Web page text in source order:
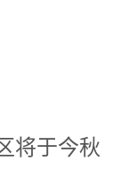
将于今秋